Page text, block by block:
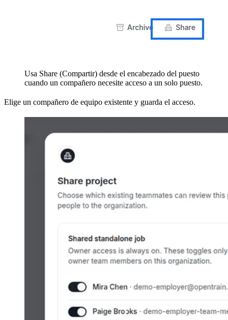
Usa Share (Compartir) desde el encabezado del puesto
cuando un compañero necesite acceso a un solo puesto.
Elige un compañero de equipo existente y guarda el acceso.